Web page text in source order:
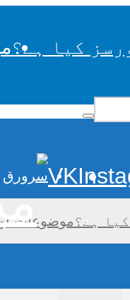
کیا ہے؟
VKسرورق
ہے؟موضوعات